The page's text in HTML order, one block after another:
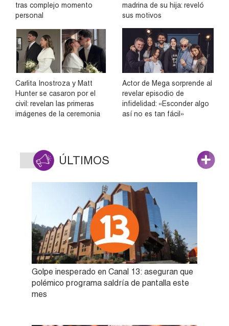
tras complejo momento
personal
madrina de su hija: reveló
sus motivos
Carlita Inostroza y Matt
Hunter se casaron por el
civil: revelan las primeras
imágenes de la ceremonia
Actor de Mega sorprende al
revelar episodio de
infidelidad: «Esconder algo
así no es tan fácil»
ÚLTIMOS
Golpe inesperado en Canal 13: aseguran que
polémico programa saldría de pantalla este
mes